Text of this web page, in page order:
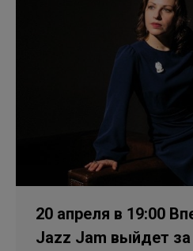
20 апреля в 19:00
Jazz Jam выйдет